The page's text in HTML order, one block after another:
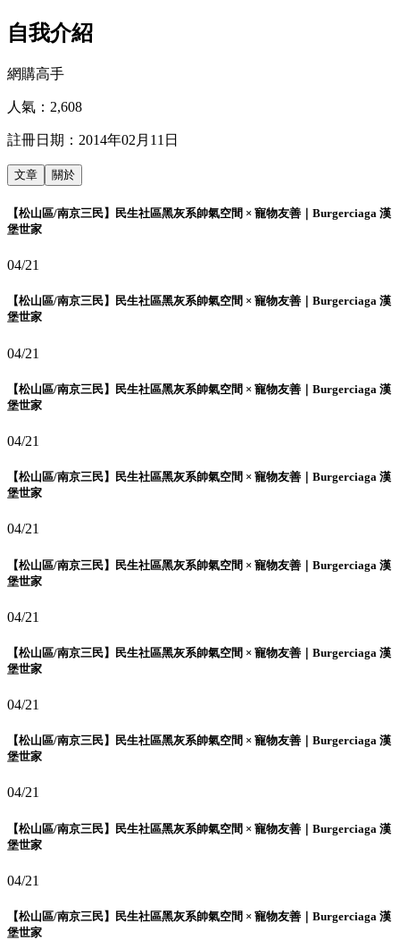
自我介紹
網購高手
人氣： 2,608
註冊日期： 2014年02月11日
文章 關於
【松山區/南京三民】民生社區黑灰系帥氣空間 × 寵物友善｜Burgerciaga 漢
堡世家
04/21
【松山區/南京三民】民生社區黑灰系帥氣空間 × 寵物友善｜Burgerciaga 漢
堡世家
04/21
【松山區/南京三民】民生社區黑灰系帥氣空間 × 寵物友善｜Burgerciaga 漢
堡世家
04/21
【松山區/南京三民】民生社區黑灰系帥氣空間 × 寵物友善｜Burgerciaga 漢
堡世家
04/21
【松山區/南京三民】民生社區黑灰系帥氣空間 × 寵物友善｜Burgerciaga 漢
堡世家
04/21
【松山區/南京三民】民生社區黑灰系帥氣空間 × 寵物友善｜Burgerciaga 漢
堡世家
04/21
【松山區/南京三民】民生社區黑灰系帥氣空間 × 寵物友善｜Burgerciaga 漢
堡世家
04/21
【松山區/南京三民】民生社區黑灰系帥氣空間 × 寵物友善｜Burgerciaga 漢
堡世家
04/21
【松山區/南京三民】民生社區黑灰系帥氣空間 × 寵物友善｜Burgerciaga 漢
堡世家